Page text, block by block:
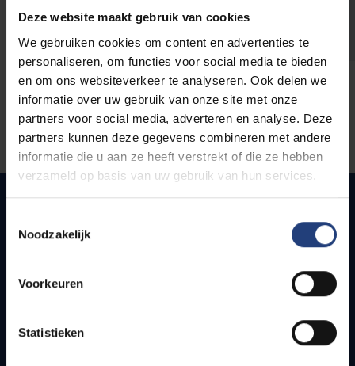
Deze website maakt gebruik van cookies
We gebruiken cookies om content en advertenties te
personaliseren, om functies voor social media te bieden
en om ons websiteverkeer te analyseren. Ook delen we
informatie over uw gebruik van onze site met onze
partners voor social media, adverteren en analyse. Deze
partners kunnen deze gegevens combineren met andere
informatie die u aan ze heeft verstrekt of die ze hebben
verzameld op basis van uw gebruik van hun services.
Noodzakelijk
Voorkeuren
Statistieken
Snel naar
Bereikbaarheid